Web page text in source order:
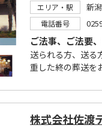
エリア・駅
新
電話番号
ご法事、ご法要
送られる方、送る
重した終の葬送を
株式会社佐渡